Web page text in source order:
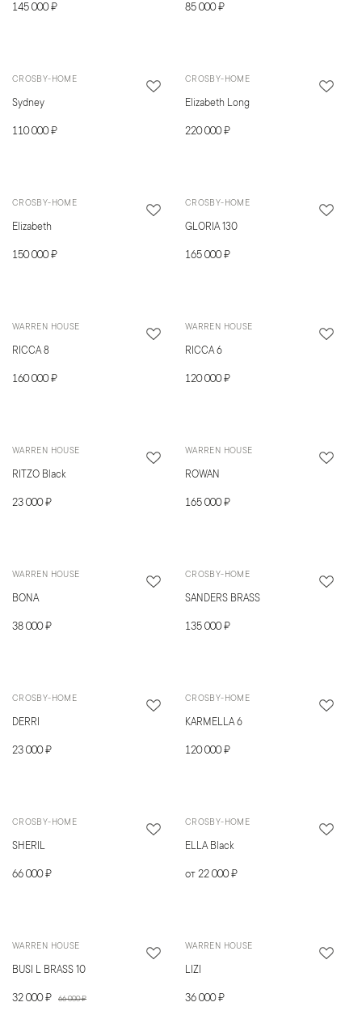
145 000 ₽ 85 000 ₽
CROSBY-HOME
Sydney
110 000 ₽
CROSBY-HOME
Elizabeth Long
220 000 ₽
CROSBY-HOME
Elizabeth
150 000 ₽
CROSBY-HOME
GLORIA 130
165 000 ₽
WARREN HOUSE
RICCA 8
160 000 ₽
WARREN HOUSE
RICCA 6
120 000 ₽
WARREN HOUSE
RITZO Black
23 000 ₽
WARREN HOUSE
ROWAN
165 000 ₽
WARREN HOUSE
BONA
38 000 ₽
CROSBY-HOME
SANDERS BRASS
135 000 ₽
CROSBY-HOME
DERRI
23 000 ₽
CROSBY-HOME
KARMELLA 6
120 000 ₽
CROSBY-HOME
SHERIL
66 000 ₽
CROSBY-HOME
ELLA Black
от 22 000 ₽
WARREN HOUSE
BUSI L BRASS 10
32 000 ₽ 66 000 ₽
WARREN HOUSE
LIZI
36 000 ₽